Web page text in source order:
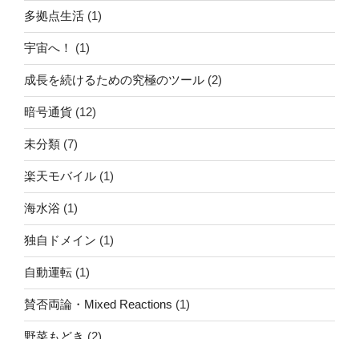
多拠点生活 (1)
宇宙へ！ (1)
成長を続けるための究極のツール (2)
暗号通貨 (12)
未分類 (7)
楽天モバイル (1)
海水浴 (1)
独自ドメイン (1)
自動運転 (1)
賛否両論・Mixed Reactions (1)
野菜もどき (2)